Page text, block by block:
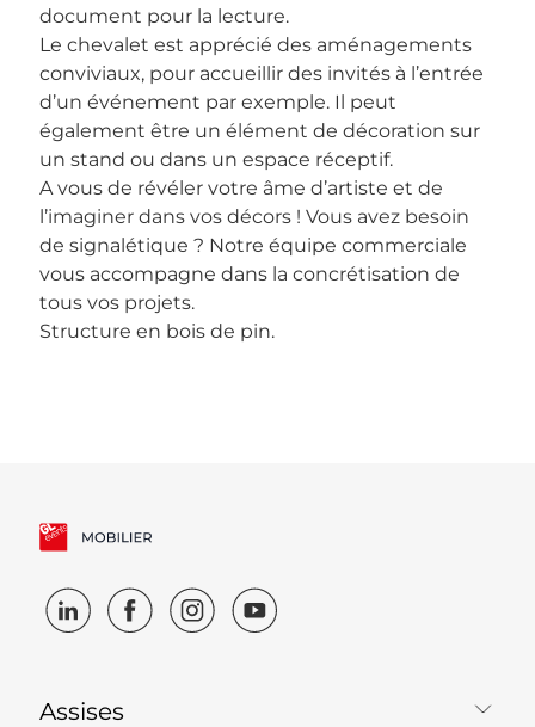
document pour la lecture.
Le chevalet est apprécié des aménagements
conviviaux, pour accueillir des invités à l’entrée
d’un événement par exemple. Il peut
également être un élément de décoration sur
un stand ou dans un espace réceptif.
A vous de révéler votre âme d’artiste et de
l’imaginer dans vos décors ! Vous avez besoin
de signalétique ? Notre équipe commerciale
vous accompagne dans la concrétisation de
tous vos projets.
Structure en bois de pin.
Assises